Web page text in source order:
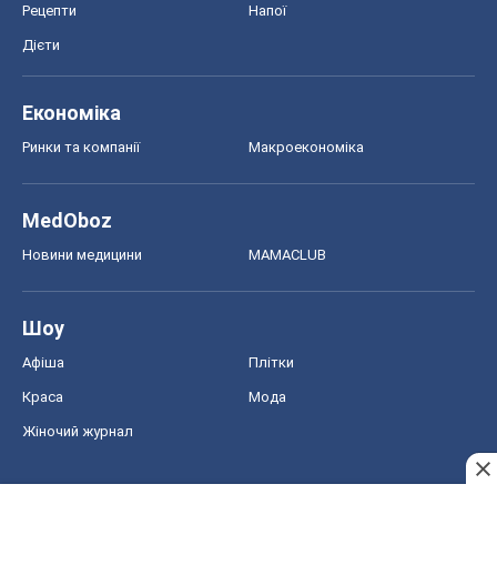
Рецепти Напої
Дієти
Економіка
Ринки та компанії Макроекономіка
MedOboz
Новини медицини MAMACLUB
Шоу
Афіша Плітки
Краса Мода
Жіночий журнал